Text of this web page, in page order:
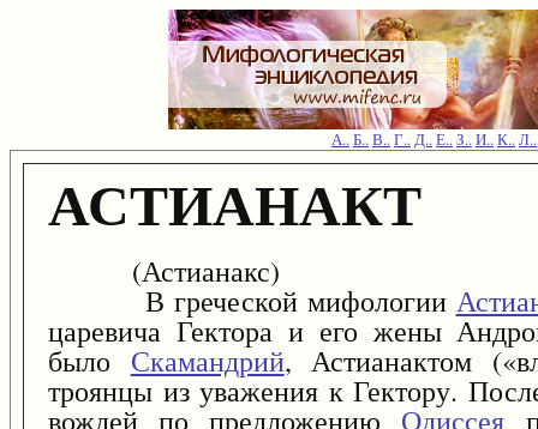
А..Б..В..Г..Д..Е..З..И..К..Л..
АСТИАНАКТ
(Астианакс)
В греческой мифологии
царевича Гектора и его жены
было Скамандрий, Астианактом
троянцы из уважения к Гектору.
вождей по предложению Одиссея